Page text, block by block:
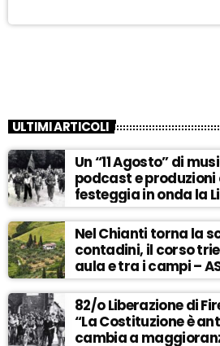
ULTIMI ARTICOLI
Un “11 Agosto” di
podcast e
festeggia in onda la
Nel Chianti torna la
contadini, il corso
aula e tra i campi –
82/o Liberazione di
“La Costituzione è
cambia a